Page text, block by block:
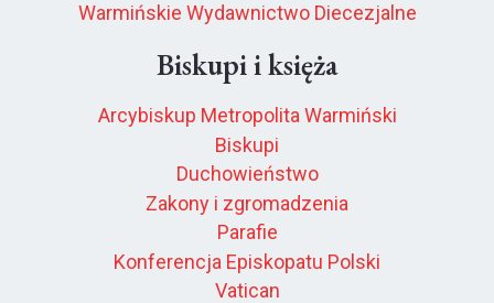
Warmińskie Wydawnictwo Diecezjalne
Biskupi i księża
Arcybiskup Metropolita Warmiński
Biskupi
Duchowieństwo
Zakony i zgromadzenia
Parafie
Konferencja Episkopatu Polski
Vatican